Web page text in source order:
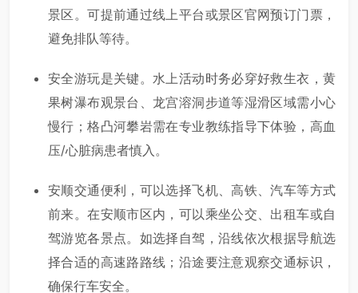
景区。可提前通过线上平台或景区官网预订门票，
避免排队等待。
安全游玩是关键。水上活动时务必穿好救生衣，黄
果树瀑布观景台、龙宫溶洞步道等湿滑区域需小心
慢行；格凸河攀岩需在专业教练指导下体验，高血
压/心脏病患者慎入。
安顺交通便利，可以选择飞机、高铁、汽车等方式
前来。在安顺市区内，可以乘坐公交、出租车或自
驾游览各景点。如选择自驾，沿线依次根据导航选
择合适的高速路路线；沿途要注意观察交通标识，
确保行车安全。